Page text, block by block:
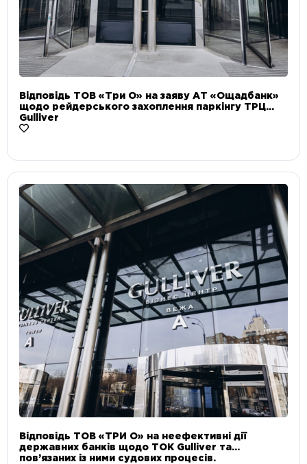
Відповідь ТОВ «Три О» на заяву АТ «Ощадбанк»
щодо рейдерського захоплення паркінгу ТРЦ
Gulliver
Відповідь ТОВ «ТРИ О» на неефективні дії
державних банків щодо ТОК Gulliver та
пов’язаних із ними судових процесів.